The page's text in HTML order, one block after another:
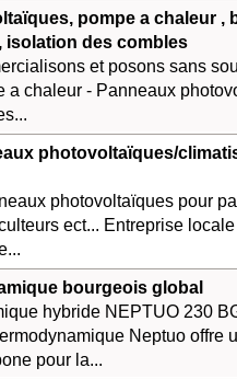
pompe a chaleur ,
isolation des combles
et posons sans
a chaleur - Panneaux
photovoltaïques/
photovoltaïques pour
ect... Entreprise
bourgeois global
hybride NEPTUO 230
Neptuo offre
pour la...